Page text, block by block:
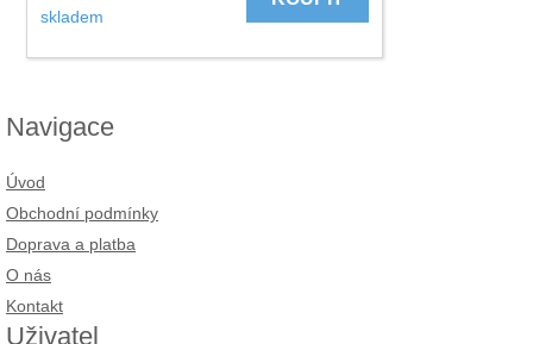
skladem
Navigace
Úvod
Obchodní podmínky
Doprava a platba
O nás
Kontakt
Uživatel